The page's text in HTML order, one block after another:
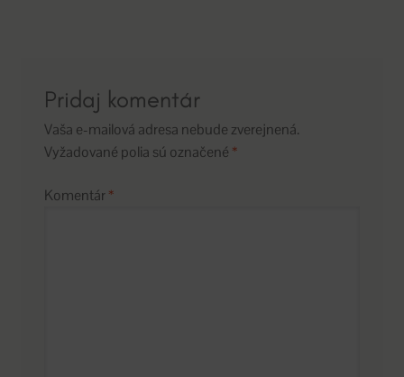
Pridaj komentár
Vaša e-mailová adresa nebude zverejnená.
Vyžadované polia sú označené *
Komentár*